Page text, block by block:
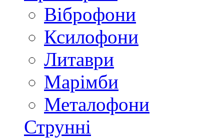
Віброфони
Ксилофони
Литаври
Марімби
Металофони
Струнні